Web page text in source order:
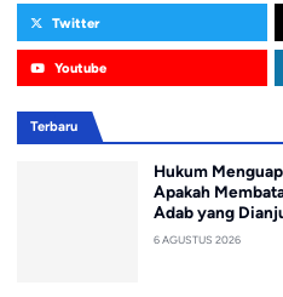
Twitter
Youtube
Terbaru
Hukum
Apakah
Adab yang
6 AGUSTUS 2026